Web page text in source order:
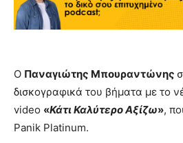
Ο Παναγιώτης Μπουραντώνης
δισκογραφικά του βήματα με το
video «Κάτι Καλύτερο Αξίζω»,
Panik Platinum.